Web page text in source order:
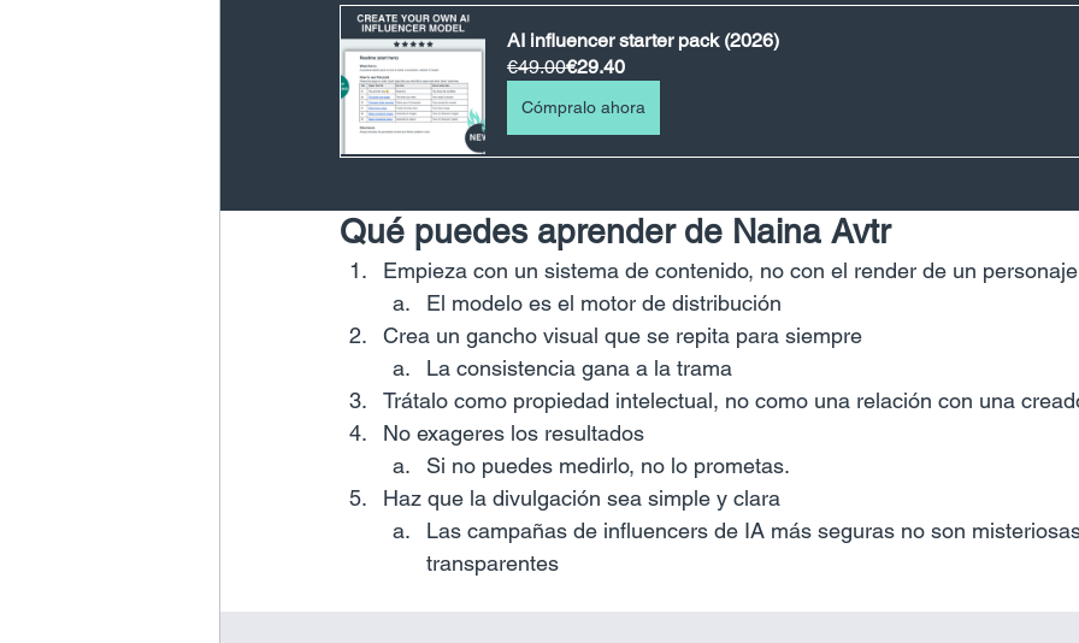
AI influencer starter pack (2026)
€49.00€29.40
Cómpralo ahora
Qué puedes aprender de Naina Avtr
Empieza con un sistema de contenido, no con el render de un personaje
El modelo es el motor de distribución
Crea un gancho visual que se repita para siempre
La consistencia gana a la trama
Trátalo como propiedad intelectual, no como una relación con una
No exageres los resultados
Si no puedes medirlo, no lo prometas.
Haz que la divulgación sea simple y clara
Las campañas de influencers de IA más seguras no son
transparentes